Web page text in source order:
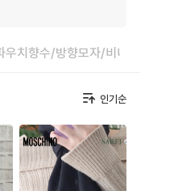
우치 향수/방향모자/비니